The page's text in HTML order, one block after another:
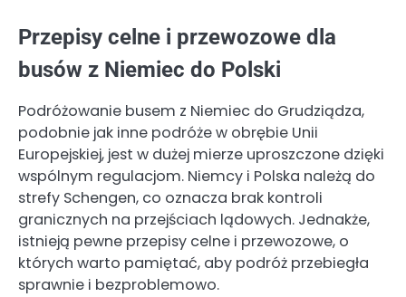
Przepisy celne i przewozowe dla
busów z Niemiec do Polski
Podróżowanie busem z Niemiec do Grudziądza,
podobnie jak inne podróże w obrębie Unii
Europejskiej, jest w dużej mierze uproszczone dzięki
wspólnym regulacjom. Niemcy i Polska należą do
strefy Schengen, co oznacza brak kontroli
granicznych na przejściach lądowych. Jednakże,
istnieją pewne przepisy celne i przewozowe, o
których warto pamiętać, aby podróż przebiegła
sprawnie i bezproblemowo.